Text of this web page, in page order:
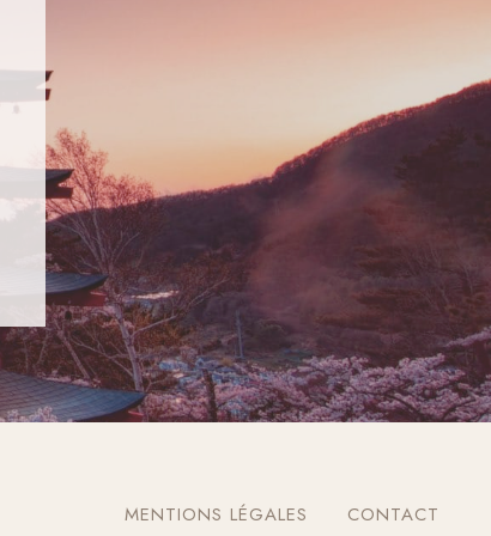
MENTIONS LÉGALES CONTACT